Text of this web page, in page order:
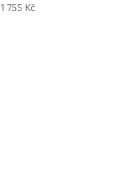
1 755 Kč